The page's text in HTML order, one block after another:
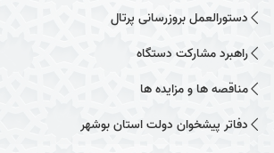
دستورالعمل بروزرسانی پرتال
راهبرد مشارکت دستگاه
مناقصه ها و مزایده ها
دفاتر پیشخوان دولت استان بوشهر